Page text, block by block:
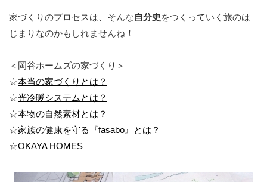
家づくりのプロセスは、そんな自分史 をつくっていく旅のは
じまりなのかもしれませんね！
＜岡谷ホームズの家づくり＞
☆本当の家づくりとは？
☆光冷暖システムとは？
☆本物の自然素材とは？
☆家族の健康を守る『fasabo』とは？
☆OKAYA HOMES